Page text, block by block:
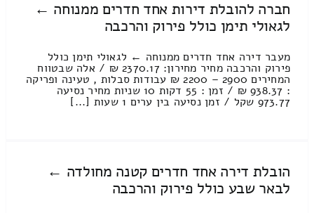
חברה להובלת דירות אחד חדרים ממנוחה ←
לגאולי תימן כולל פירוק והרכבה
מעבר דירה אחד חדרים ממנוחה ← לגאולי תימן כולל
פירוק והרכבה מחיר מחירון: 2370.17 ₪ / אלה שבטווח
המחירים 2900 – 2200 ₪ עבודות סבלות , טעינה ופריקה
: 938.37 ₪ / זמן : 55 דקות 10 שניות מחיר נסיעה
973.77 שקל / זמן נסיעה בין ערים 1 שעות [...]
הובלת דירה אחד חדרים קטנה מחולדה ←
לבאר שבע כולל פירוק והרכבה